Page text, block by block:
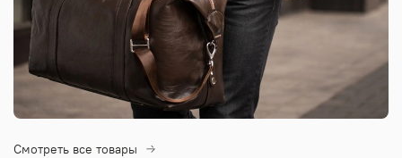
Смотреть все товары